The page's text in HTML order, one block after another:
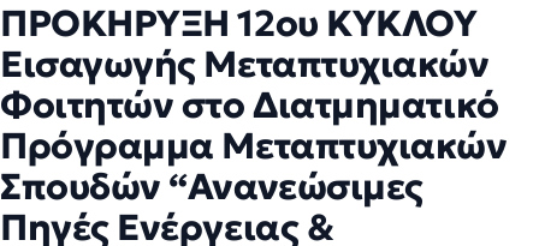
ΠΡΟΚΗΡΥΞΗ 12ου ΚΥΚΛΟΥ
Εισαγωγής Μεταπτυχιακών
Φοιτητών στο Διατμηματικό
Πρόγραμμα Μεταπτυχιακών
Σπουδών “Ανανεώσιμες
Πηγές Ενέργειας &